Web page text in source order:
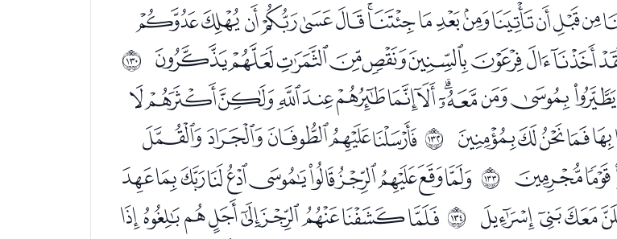
ﲁ
ﲃﭷﭸﭹﭺﭻ
ﲄ ﮅﮆﮇﮈﮉﮊﮋﮌﮍﮎﮏ
ﲅ ﮝﮞﮟﮠﮡﮢﮣﮤﮥ